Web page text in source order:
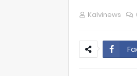
Kalvinews